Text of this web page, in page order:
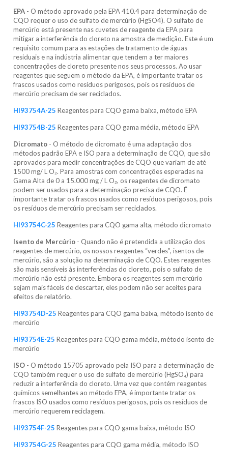
EPA - O método aprovado pela EPA 410.4 para determinação de
CQO requer o uso de sulfato de mercúrio (HgSO4). O sulfato de
mercúrio está presente nas cuvetes de reagente da EPA para
mitigar a interferência do cloreto na amostra de medição. Este é um
requisito comum para as estações de tratamento de águas
residuais e na indústria alimentar que tendem a ter maiores
concentrações de cloreto presente nos seus processos. Ao usar
reagentes que seguem o método da EPA, é importante tratar os
frascos usados ​​como resíduos perigosos, pois os resíduos de
mercúrio precisam de ser reciclados.
HI93754A-25 Reagentes para CQO gama baixa, método EPA
HI93754B-25 Reagentes para CQO gama média, método EPA
Dicromato - O método de dicromato é uma adaptação dos
métodos padrão EPA e ISO para a determinação de CQO, que são
aprovados para medir concentrações de CQO que variam de até
1500 mg/ L O₂. Para amostras com concentrações esperadas na
Gama Alta de 0 a 15.000 mg / L O₂, os reagentes de dicromato
podem ser usados ​​para a determinação precisa de CQO. É
importante tratar os frascos usados ​​como resíduos perigosos, pois
os resíduos de mercúrio precisam ser reciclados.
HI93754C-25 Reagentes para CQO gama alta, método dicromato
Isento de Mercúrio - Quando não é pretendida a utilização dos
reagentes de mercúrio, os nossos reagentes “verdes”, isentos de
mercúrio, são a solução na determinação de CQO. Estes reagentes
são mais sensíveis às interferências do cloreto, pois o sulfato de
mercúrio não está presente. Embora os reagentes sem mercúrio
sejam mais fáceis de descartar, eles podem não ser aceites ​​para
efeitos de relatório.
HI93754D-25 Reagentes para CQO gama baixa, método isento de
mercúrio
HI93754E-25 Reagentes para CQO gama média, método isento de
mercúrio
ISO - O método 15705 aprovado pela ISO para a determinação de
CQO também requer o uso de sulfato de mercúrio (HgSO₄) para
reduzir a interferência do cloreto. Uma vez que contém reagentes
químicos semelhantes ao método EPA, é importante tratar os
frascos ISO usados ​​como resíduos perigosos, pois os resíduos de
mercúrio requerem reciclagem.
HI93754F-25 Reagentes para CQO gama baixa, método ISO
HI93754G-25 Reagentes para CQO gama média, método ISO